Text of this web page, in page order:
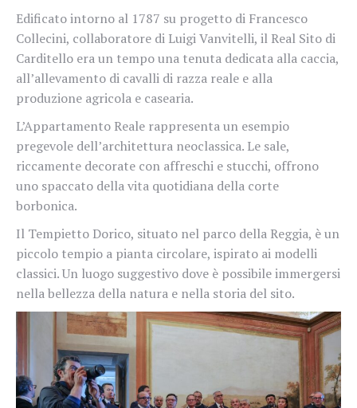
Edificato intorno al 1787 su progetto di Francesco
Collecini, collaboratore di Luigi Vanvitelli, il Real Sito di
Carditello era un tempo una tenuta dedicata alla caccia,
all’allevamento di cavalli di razza reale e alla
produzione agricola e casearia.
L’Appartamento Reale rappresenta un esempio
pregevole dell’architettura neoclassica. Le sale,
riccamente decorate con affreschi e stucchi, offrono
uno spaccato della vita quotidiana della corte
borbonica.
Il Tempietto Dorico, situato nel parco della Reggia, è un
piccolo tempio a pianta circolare, ispirato ai modelli
classici. Un luogo suggestivo dove è possibile immergersi
nella bellezza della natura e nella storia del sito.